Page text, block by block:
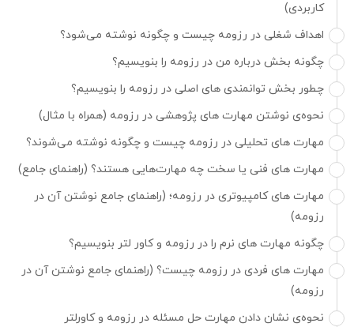
کاربردی)
اهداف شغلی در رزومه چیست و چگونه نوشته می‌شود؟
چگونه بخش درباره من در رزومه را بنویسیم؟
چطور بخش توانمندی های اصلی در رزومه را بنویسیم؟
نحوه‌ی نوشتن مهارت های پژوهشی در رزومه (همراه با مثال)
مهارت های تحلیلی در رزومه چیست و چگونه نوشته می‌شوند؟
مهارت های فنی یا سخت چه مهارت‌هایی هستند؟ (راهنمای جامع)
مهارت های کامپیوتری در رزومه؛ (راهنمای جامع نوشتن آن در
رزومه)
چگونه مهارت های نرم را در رزومه و کاور لتر بنویسیم؟
مهارت های فردی در رزومه چیست؟ (راهنمای جامع نوشتن آن در
رزومه)
نحوه‌ی نشان دادن مهارت حل مسئله در رزومه و کاورلتر